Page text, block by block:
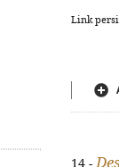
Link
14 -